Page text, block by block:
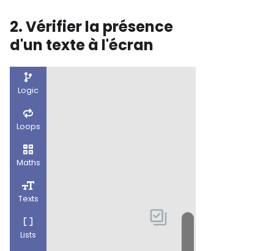
2. Vérifier la présence
d'un texte à l'écran